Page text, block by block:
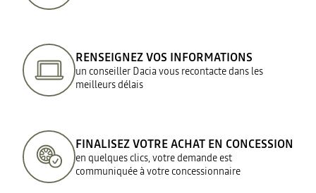
RENSEIGNEZ VOS INFORMATIONS
un conseiller Dacia vous recontacte dans les
meilleurs délais
FINALISEZ VOTRE ACHAT EN CONCESSION
en quelques clics, votre demande est
communiquée à votre concessionnaire